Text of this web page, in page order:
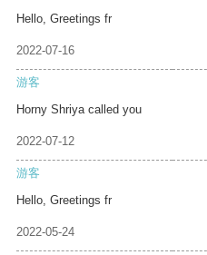
Hello, Greetings fr
2022-07-16
游客
Horny Shriya called you
2022-07-12
游客
Hello, Greetings fr
2022-05-24